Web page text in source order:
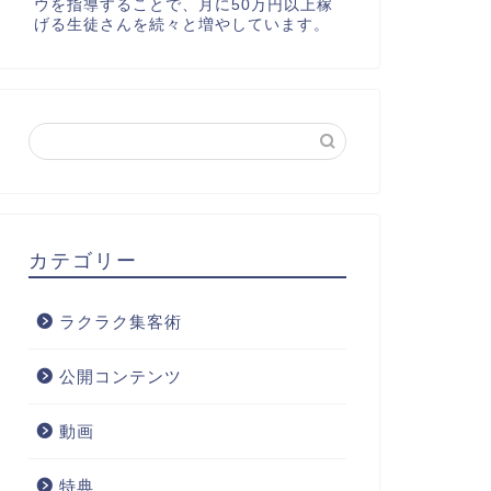
ウを指導することで、月に50万円以上稼
げる生徒さんを続々と増やしています。
カテゴリー
ラクラク集客術
公開コンテンツ
動画
特典